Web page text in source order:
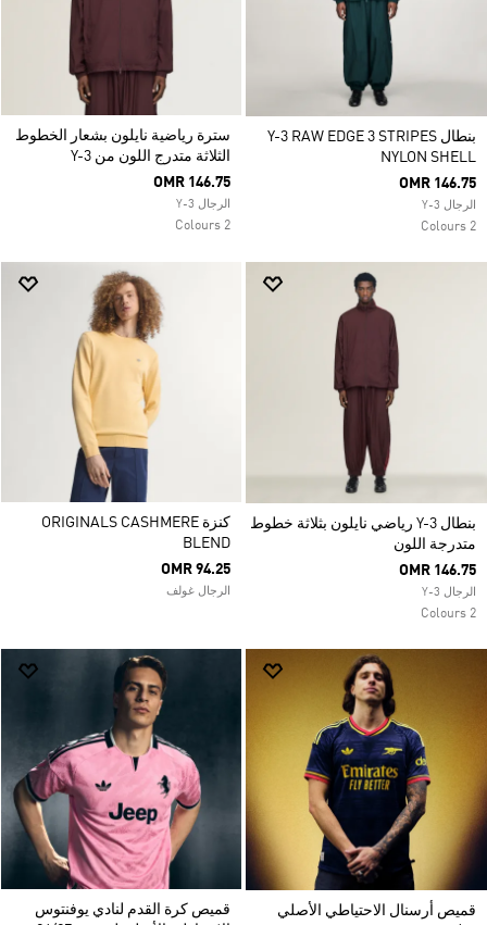
بنطال Y-3 RAW EDGE 3 STRIPES
NYLON SHELL
OMR 146.75
الرجال Y-3
2 Colours
سترة رياضية نايلون بشعار الخطوط
الثلاثة متدرج اللون من Y-3
OMR 146.75
الرجال Y-3
2 Colours
بنطال Y-3 رياضي نايلون بثلاثة خطوط
متدرجة اللون
OMR 146.75
الرجال Y-3
2 Colours
كنزة ORIGINALS CASHMERE
BLEND
OMR 94.25
الرجال غولف
قميص أرسنال الاحتياطي الأصلي
قميص كرة القدم لنادي يوفنتوس